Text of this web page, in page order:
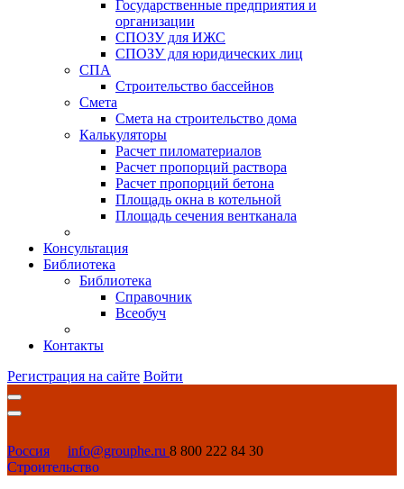
Государственные предприятия и
организации
СПОЗУ для ИЖС
СПОЗУ для юридических лиц
СПА
Строительство бассейнов
Смета
Смета на строительство дома
Калькуляторы
Расчет пиломатериалов
Расчет пропорций раствора
Расчет пропорций бетона
Площадь окна в котельной
Площадь сечения вентканала
Консультация
Библиотека
Библиотека
Справочник
Всеобуч
Контакты
Регистрация на сайте Войти
Россия info@grouphe.ru 8 800 222 84 30
Строительство